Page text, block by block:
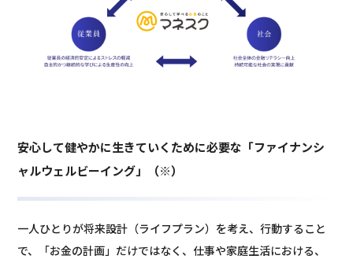
安心して健やかに生きていくために必要な「ファイナンシ
ャルウェルビーイング」（※）
一人ひとりが将来設計（ライフプラン）を考え、行動すること
で、「お金の計画」だけではなく、仕事や家庭生活における、